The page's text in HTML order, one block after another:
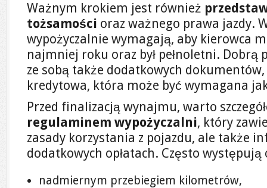
Ważnym krokiem jest również
tożsamości oraz ważnego prawa jazdy.
wypożyczalnie wymagają, aby kierowca
najmniej roku oraz był pełnoletni. Dobrą
ze sobą także dodatkowych
kredytowa, która może być wymagana
Przed finalizacją wynajmu, warto
regulaminem wypożyczalni, który
zasady korzystania z pojazdu, ale także
dodatkowych opłatach. Często występują
nadmiernym przebiegiem kilometrów,